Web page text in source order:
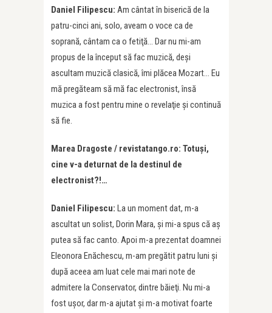
Daniel Filipescu: Am cântat în biserică de la
patru-cinci ani, solo, aveam o voce ca de
soprană, cântam ca o fetiţă… Dar nu mi-am
propus de la început să fac muzică, deși
ascultam muzică clasică, îmi plăcea Mozart… Eu
mă pregăteam să mă fac electronist, însă
muzica a fost pentru mine o revelaţie și continuă
să fie.
Marea Dragoste / revistatango.ro: Totuși,
cine v-a deturnat de la destinul de
electronist?!…
Daniel Filipescu: La un moment dat, m-a
ascultat un solist, Dorin Mara, şi mi-a spus că aş
putea să fac canto. Apoi m-a prezentat doamnei
Eleonora Enăchescu, m-am pregătit patru luni şi
după aceea am luat cele mai mari note de
admitere la Conservator, dintre băieţi. Nu mi-a
fost ușor, dar m-a ajutat și m-a motivat foarte